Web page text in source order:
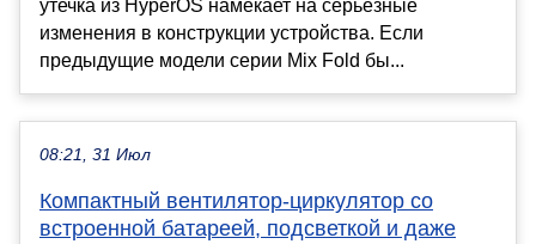
утечка из HyperOS намекает на серьезные
изменения в конструкции устройства. Если
предыдущие модели серии Mix Fold бы...
08:21, 31 Июл
Компактный вентилятор-циркулятор со
встроенной батареей, подсветкой и даже